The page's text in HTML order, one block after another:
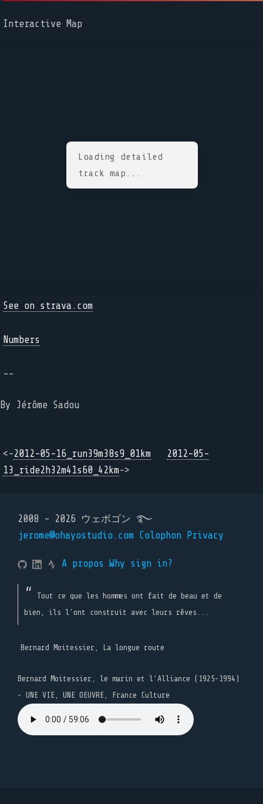
Interactive Map
Loading detailed
track map...
See on strava.com
Numbers
--
By Jérôme Sadou
<-2012-05-16_run39m38s9_01km
2012-05-
13_ride2h32m41s60_42km->
2008 - 2026 ウェボゴン ࿐
jerome@ohayostudio.com Colophon Privacy
A propos Why sign in?
Tout ce que les hommes ont fait de beau et de
bien, ils l'ont construit avec leurs rêves...
Bernard Moitessier, La longue route
Bernard Moitessier, le marin et l’Alliance (1925-1994)
- UNE VIE, UNE OEUVRE, France Culture